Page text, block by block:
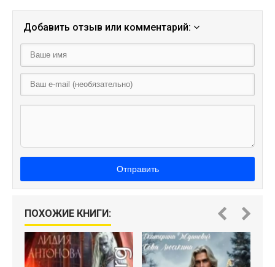
Добавить отзыв или комментарий:
Отправить
ПОХОЖИЕ КНИГИ: